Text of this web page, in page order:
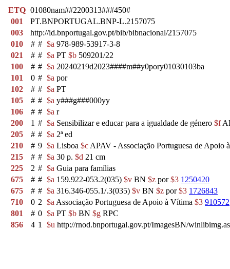
ETQ 01080nam##2200313###450#
001
PT.BNPORTUGAL.BNP-L.2157075
003
http://id.bnportugal.gov.pt/bib/bibnacional/2157075
010
# # $a 978-989-53917-3-8
021
# # $a PT $b 509201/22
100
# # $a 20240219d2023####m##y0pory01030103ba
101
0 # $a por
102
# # $a PT
105
# # $a y###g###000yy
106
# # $a r
200
1 # $a Sensibilizar e educar para a igualdade de género $f
205
# # $a 2ª ed
210
# 9 $a Lisboa $c APAV - Associação Portuguesa de Apoio
215
# # $a 30 p. $d 21 cm
225
2 # $a Guia para famílias
675
# # $a 159.922-053.2(035) $v BN $z por$3 1250420
675
# # $a 316.346-055.1/.3(035) $v BN $z por$3 1726843
710
0 2 $a Associação Portuguesa de Apoio à Vítima $3 910572
801
# 0 $a PT $b BN $g RPC
856
4 1 $u http://rnod.bnportugal.gov.pt/ImagesBN/